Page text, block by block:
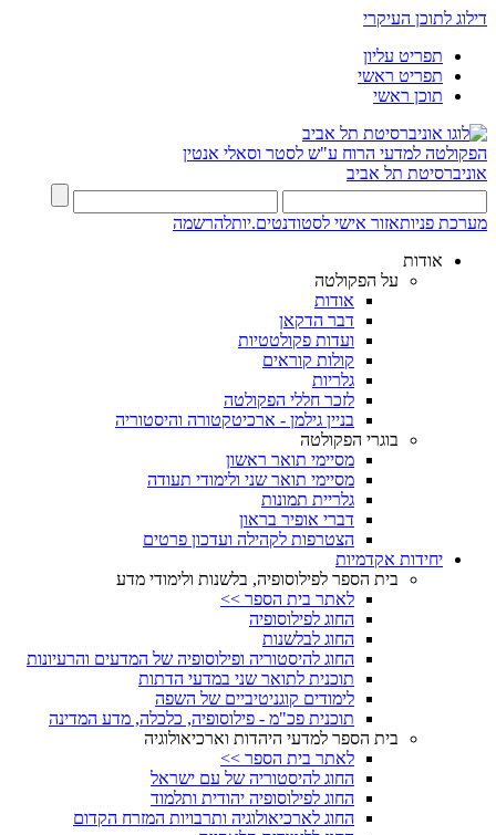
דילוג לתוכן העיקרי
תפריט עליון
תפריט ראשי
תוכן ראשי
הפקולטה למדעי הרוח ע"ש לסטר וסאלי אנטין
אוניברסיטת תל אביב
מערכת פניותאזור אישי לסטודנטים.יותלהרשמה
אודות
על הפקולטה
אודות
דבר הדקאן
ועדות פקולטטיות
קולות קוראים
גלריות
לזכר חללי הפקולטה
בניין גילמן - ארכיטקטורה והיסטוריה
בוגרי הפקולטה
מסיימי תואר ראשון
מסיימי תואר שני ולימודי תעודה
גלריית תמונות
דברי אופיר בראון
הצטרפות לקהילה ועדכון פרטים
יחידות אקדמיות
בית הספר לפילוסופיה, בלשנות ולימודי מדע
לאתר בית הספר >>
החוג לפילוסופיה
החוג לבלשנות
החוג להיסטוריה ופילוסופיה של המדעים והרעיונות
תוכנית לתואר שני במדעי הדתות
לימודים קוגניטיביים של השפה
תוכנית פכ"מ - פילוסופיה, כלכלה, מדע המדינה
בית הספר למדעי היהדות וארכיאולוגיה
לאתר בית הספר >>
החוג להיסטוריה של עם ישראל
החוג לפילוסופיה יהודית ותלמוד
החוג לארכיאולוגיה ותרבויות המזרח הקדום